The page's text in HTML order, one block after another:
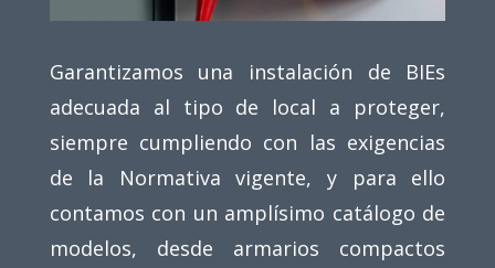
Garantizamos una instalación de BIEs
adecuada al tipo de local a proteger,
siempre cumpliendo con las exigencias
de la Normativa vigente, y para ello
contamos con un amplísimo catálogo de
modelos, desde armarios compactos